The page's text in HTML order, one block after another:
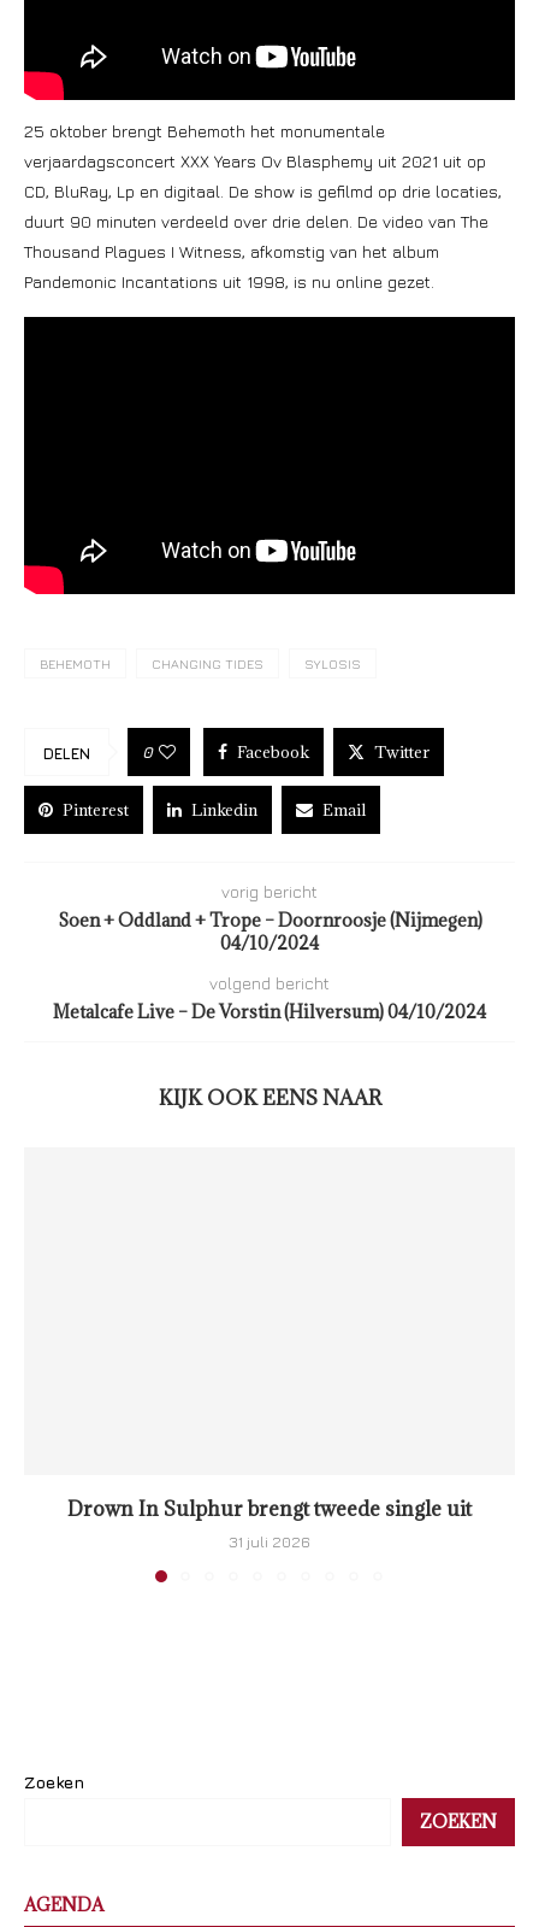
25 oktober brengt Behemoth het monumentale
verjaardagsconcert XXX Years Ov Blasphemy uit 2021 uit op
CD, BluRay, Lp en digitaal. De show is gefilmd op drie locaties,
duurt 90 minuten verdeeld over drie delen. De video van The
Thousand Plagues I Witness, afkomstig van het album
Pandemonic Incantations uit 1998, is nu online gezet.
BEHEMOTH CHANGING TIDES SYLOSIS
DELEN 0 Facebook Twitter
Pinterest Linkedin Email
vorig bericht
Soen + Oddland + Trope – Doornroosje (Nijmegen)
04/10/2024
volgend bericht
Metalcafe Live – De Vorstin (Hilversum) 04/10/2024
KIJK OOK EENS NAAR
Drown In Sulphur brengt tweede single uit
31 juli 2026
Zoeken
ZOEKEN
AGENDA